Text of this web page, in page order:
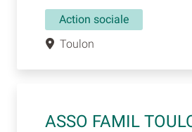
Action sociale
Toulon
ASSO FAMIL